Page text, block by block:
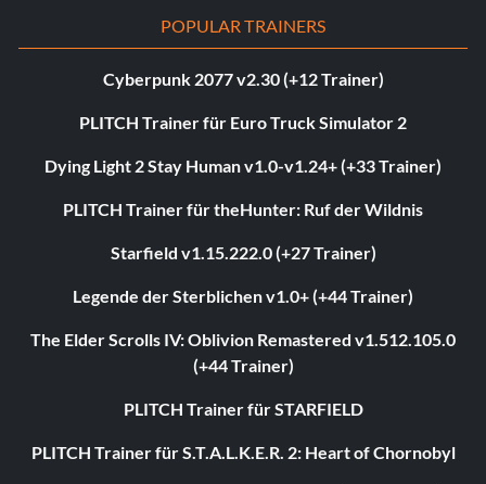
POPULAR TRAINERS
Cyberpunk 2077 v2.30 (+12 Trainer)
PLITCH Trainer für Euro Truck Simulator 2
Dying Light 2 Stay Human v1.0-v1.24+ (+33 Trainer)
PLITCH Trainer für theHunter: Ruf der Wildnis
Starfield v1.15.222.0 (+27 Trainer)
Legende der Sterblichen v1.0+ (+44 Trainer)
The Elder Scrolls IV: Oblivion Remastered v1.512.105.0
(+44 Trainer)
PLITCH Trainer für STARFIELD
PLITCH Trainer für S.T.A.L.K.E.R. 2: Heart of Chornobyl